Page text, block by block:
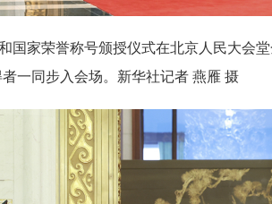
国家荣誉称号颁授仪式在北京人民大会
一同步入会场。新华社记者 燕雁 摄